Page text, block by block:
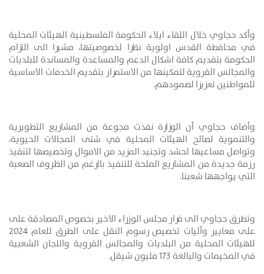
وأكد حجاوي خلال اللقاء ايلاء الحكومة الفلسطينية الهيئات المحلية
في محافطة القدس اولوية نظرا لخصوصيتها، مشيرا الى التزام
الحكومة بتقديم كافة اشكال الدعم والمساعدة والمساندة للبلديات
والمجالس القروية لتمكينها من الاستمرار بتقديم الخدمات الاساسية
للمواطنين تعزيزا لصمودهم.
وأضاف حجاوي أن الوزارة نفذت مجوعة من المشاريع التطويرية
والتنموية لصالح الهيئات المحلية في شتى المجالات الحيوية،
وتواصل مساعيها لحشد وتجنيد المزيد من الاموال وتخصيصها لتنفيذ
رزمة جديدة من المشاريع الملحة للتنفيذ بالرغم من الظروف الصعبة
التي يواجهها شعبنا.
وتطرق حجاوي الى قرار مجلس الوزراء الاخير بخصوص المصادقة على
على معايير وآليات تخصيص رسوم النقل على الطرق للعام 2024
للهيئات المحلية من البلديات والمجالس القروية واللجان الشعبية
في المخيمات والبالغة 173 مليون شيقل.